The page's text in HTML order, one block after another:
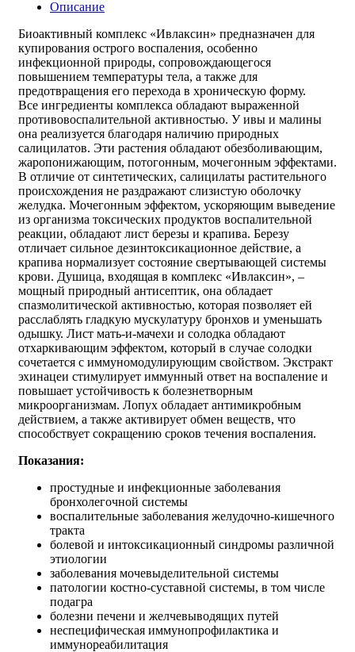
Описание
Биоактивный комплекс «Ивлаксин» предназначен для
купирования острого воспаления, особенно
инфекционной природы, сопровождающегося
повышением температуры тела, а также для
предотвращения его перехода в хроническую форму.
Все ингредиенты комплекса обладают выраженной
противовоспалительной активностью. У ивы и малины
она реализуется благодаря наличию природных
салицилатов. Эти растения обладают обезболивающим,
жаропонижающим, потогонным, мочегонным эффектами.
В отличие от синтетических, салицилаты растительного
происхождения не раздражают слизистую оболочку
желудка. Мочегонным эффектом, ускоряющим выведение
из организма токсических продуктов воспалительной
реакции, обладают лист березы и крапива. Березу
отличает сильное дезинтоксикационное действие, а
крапива нормализует состояние свертывающей системы
крови. Душица, входящая в комплекс «Ивлаксин», –
мощный природный антисептик, она обладает
спазмолитической активностью, которая позволяет ей
расслаблять гладкую мускулатуру бронхов и уменьшать
одышку. Лист мать-и-мачехи и солодка обладают
отхаркивающим эффектом, который в случае солодки
сочетается с иммуномодулирующим свойством. Экстракт
эхинацеи стимулирует иммунный ответ на воспаление и
повышает устойчивость к болезнетворным
микроорганизмам. Лопух обладает антимикробным
действием, а также активирует обмен веществ, что
способствует сокращению сроков течения воспаления.
Показания:
простудные и инфекционные заболевания
бронхолегочной системы
воспалительные заболевания желудочно-кишечного
тракта
болевой и интоксикационный синдромы различной
этиологии
заболевания мочевыделительной системы
патологии костно-суставной системы, в том числе
подагра
болезни печени и желчевыводящих путей
неспецифическая иммунопрофилактика и
иммунореабилитация